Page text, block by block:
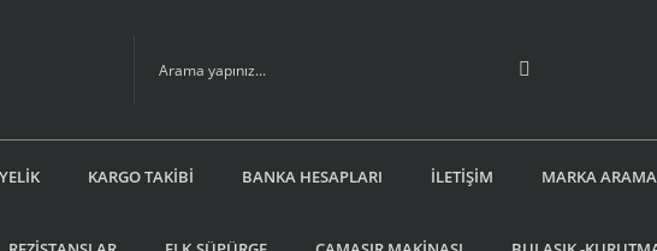
KARGO TAKİBİ BANKA HESAPLARI İLETİŞİM MARKA ARAMA